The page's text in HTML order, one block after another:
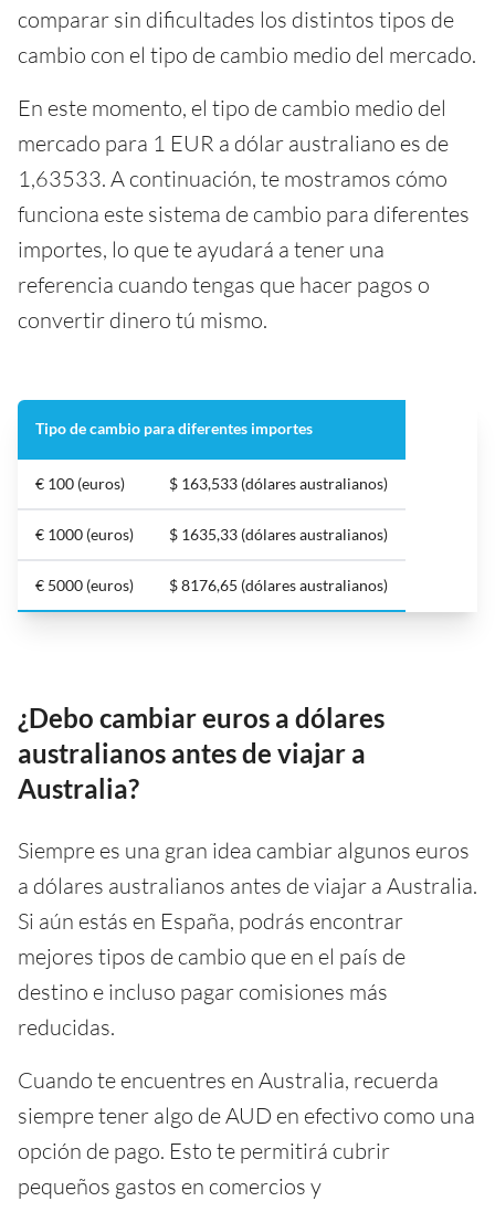
comparar sin dificultades los distintos tipos de
cambio con el tipo de cambio medio del mercado.
En este momento, el tipo de cambio medio del
mercado para 1 EUR a dólar australiano es de
1,63533. A continuación, te mostramos cómo
funciona este sistema de cambio para diferentes
importes, lo que te ayudará a tener una
referencia cuando tengas que hacer pagos o
convertir dinero tú mismo.
Tipo de cambio para diferentes importes
€ 100 (euros) $ 163,533 (dólares australianos)
€ 1000 (euros) $ 1635,33 (dólares australianos)
€ 5000 (euros) $ 8176,65 (dólares australianos)
¿Debo cambiar euros a dólares
australianos antes de viajar a
Australia?
Siempre es una gran idea cambiar algunos euros
a dólares australianos antes de viajar a Australia.
Si aún estás en España, podrás encontrar
mejores tipos de cambio que en el país de
destino e incluso pagar comisiones más
reducidas.
Cuando te encuentres en Australia, recuerda
siempre tener algo de AUD en efectivo como una
opción de pago. Esto te permitirá cubrir
pequeños gastos en comercios y